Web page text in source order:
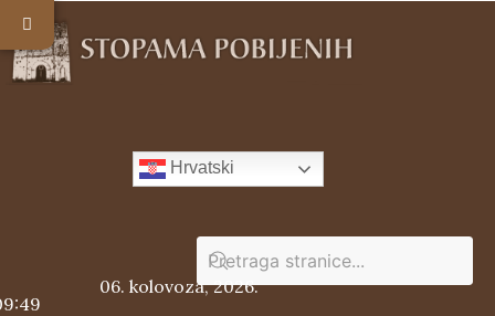
Hrvatski
06. kolovoza, 2026.